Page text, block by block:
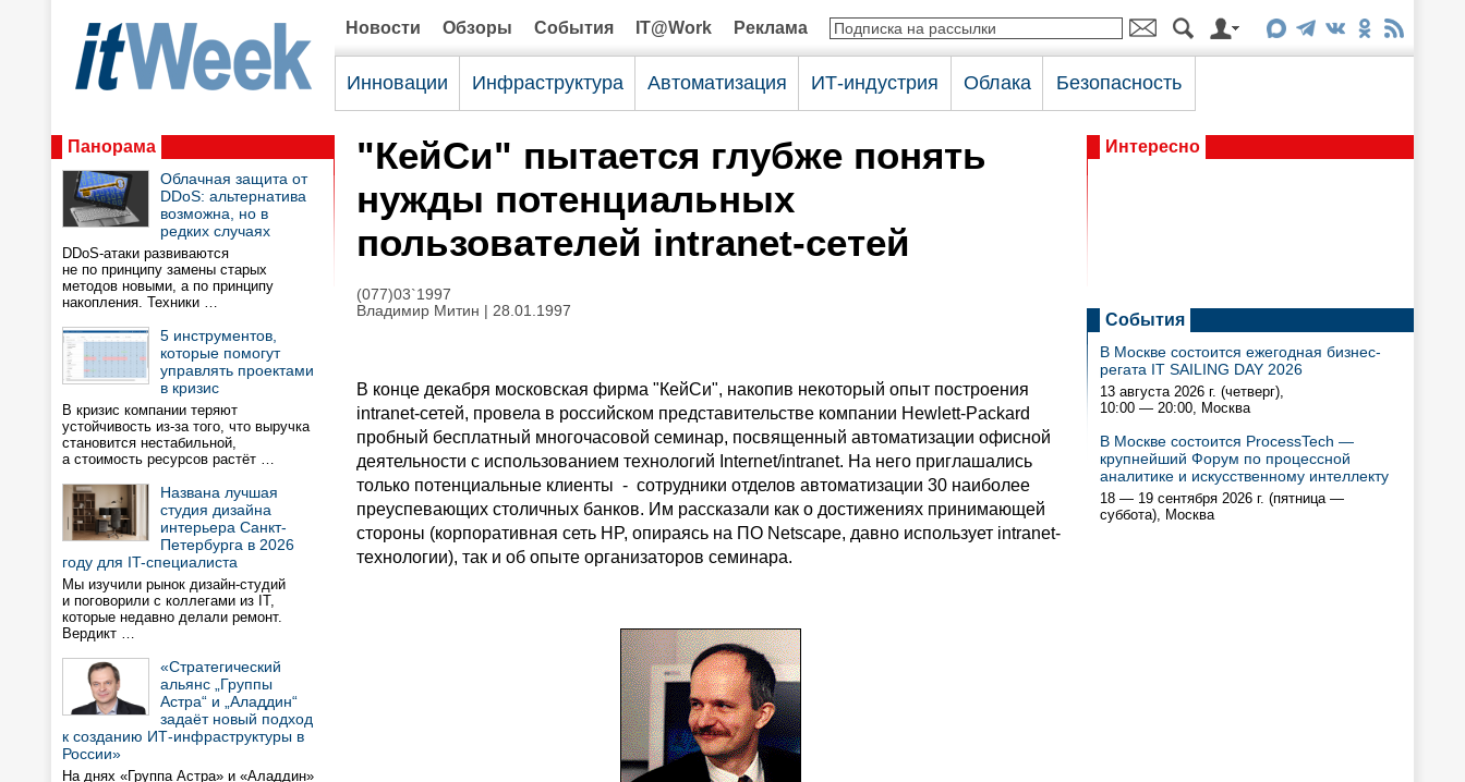
Новости Обзоры События IT@Work Реклама
Инновации Инфраструктура Автоматизация ИТ-индустрия Облака Безопасность
Панорама
Облачная защита от
DDoS: альтернатива
возможна, но в
редких случаях
DDoS-атаки развиваются
не по принципу замены старых
методов новыми, а по принципу
накопления. Техники …
5 инструментов,
которые помогут
управлять проектами
в кризис
В кризис компании теряют
устойчивость из-за того, что выручка
становится нестабильной,
а стоимость ресурсов растёт …
Названа лучшая
студия дизайна
интерьера Санкт-
Петербурга в 2026
году для IT-специалиста
Мы изучили рынок дизайн-студий
и поговорили с коллегами из IT,
которые недавно делали ремонт.
Вердикт …
«Стратегический
альянс „Группы
Астра“ и „Аладдин“
задаёт новый подход
к созданию ИТ-инфраструктуры в
России»
На днях «Группа Астра» и «Аладдин»
"КейСи" пытается глубже понять
нужды потенциальных
пользователей intranet-сетей
(077)03`1997
Владимир Митин | 28.01.1997
В конце декабря московская фирма "КейСи", накопив некоторый опыт построения
intranet-сетей, провела в российском представительстве компании Hewlett-Packard
пробный бесплатный многочасовой семинар, посвященный автоматизации офисной
деятельности с использованием технологий Internet/intranet. На него приглашались
только потенциальные клиенты - сотрудники отделов автоматизации 30 наиболее
преуспевающих столичных банков. Им рассказали как о достижениях принимающей
стороны (корпоративная сеть HP, опираясь на ПО Netscape, давно использует intranet-
технологии), так и об опыте организаторов семинара.
Интересно
События
В Москве состоится ежегодная бизнес-
регата IT SAILING DAY 2026
13 августа 2026 г. (четверг),
10:00 — 20:00, Москва
В Москве состоится ProcessTech —
крупнейший Форум по процессной
аналитике и искусственному интеллекту
18 — 19 сентября 2026 г. (пятница —
суббота), Москва